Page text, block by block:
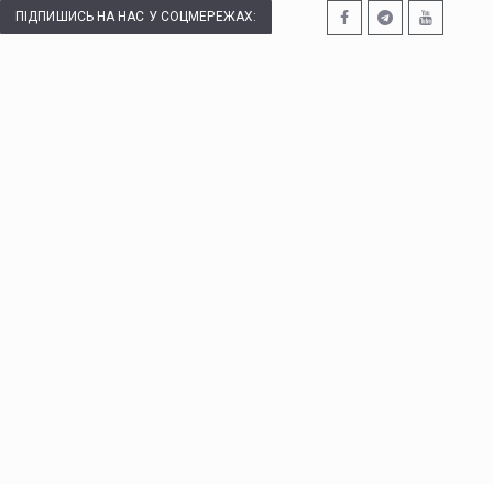
ПІДПИШИСЬ НА НАС У СОЦМЕРЕЖАХ: